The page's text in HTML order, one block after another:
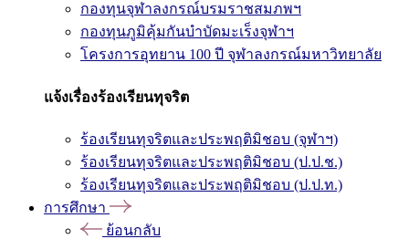
กองทุนจุฬาลงกรณ์บรมราชสมภพฯ
กองทุนภูมิคุ้มกันบำบัดมะเร็งจุฬาฯ
โครงการอุทยาน 100 ปี จุฬาลงกรณ์มหาวิทยาลัย
แจ้งเรื่องร้องเรียนทุจริต
ร้องเรียนทุจริตและประพฤติมิชอบ (จุฬาฯ)
ร้องเรียนทุจริตและประพฤติมิชอบ (ป.ป.ช.)
ร้องเรียนทุจริตและประพฤติมิชอบ (ป.ป.ท.)
การศึกษา
ย้อนกลับ